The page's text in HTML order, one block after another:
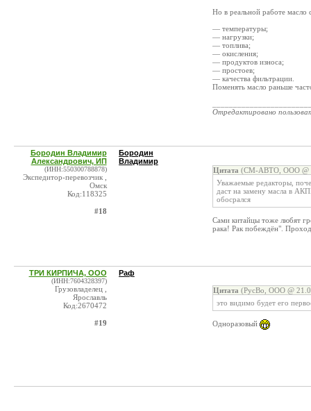
Но в реальной работе масло
— температуры;
— нагрузки;
— топлива;
— окисления;
— продуктов износа;
— простоев;
— качества фильтрации.
Поменять масло раньше
Отредактировано
Бородин Владимир
Александрович, ИП
(ИНН:550300788878)
Экспедитор-перевозчик ,
Омск
Код:118325
#18
Бородин
Владимир
Цитата (СМ-АВТО, ООО @
Уважаемые редакторы,
даст на замену масла в
обосрался
Сами китайцы тоже любят
рака! Рак побеждён".
ТРИ КИРПИЧА, ООО
(ИНН:7604328397)
Грузовладелец ,
Ярославль
Код:2670472
#19
Раф
Цитата (РусВо, ООО @
это видимо будет его
Одноразовый